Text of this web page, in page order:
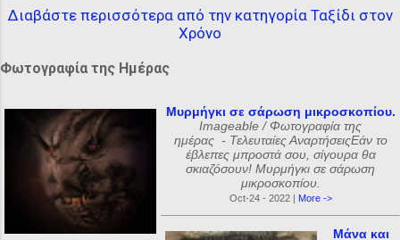
Διαβάστε περισσότερα από την κατηγορία Ταξίδι στον
Χρόνο
Φωτογραφία της Ημέρας
Μυρμήγκι σε σάρωση μικροσκοπίου.
Imageable / Φωτογραφία της
ημέρας - Τελευταίες ΑναρτήσειςΕάν το
έβλεπες μπροστά σου, σίγουρα θα
σκιαζόσουν! Μυρμήγκι σε σάρωση
μικροσκοπίου.
Oct-24 - 2022 | More ->
Μάνα και